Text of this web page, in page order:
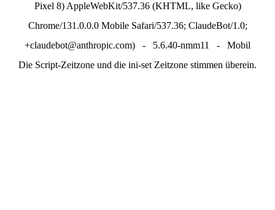
Pixel 8) AppleWebKit/537.36 (KHTML, like Gecko)
Chrome/131.0.0.0 Mobile Safari/537.36; ClaudeBot/1.0;
+claudebot@anthropic.com) - 5.6.40-nmm11 - Mobil
Die Script-Zeitzone und die ini-set Zeitzone stimmen überein.